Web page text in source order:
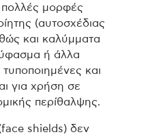
μορφές
(αυτοσχέδιας
και καλύμματα
ή άλλα
τυποποιημένες και
για χρήση σε
περίθαλψης.
shields) δεν